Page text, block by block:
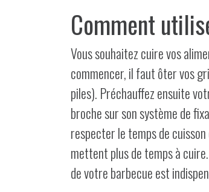
Comment
Vous souhaitez cuire vos
commencer, il faut ôter vos
piles). Préchauffez ensuite
broche sur son système de
respecter le temps de
mettent plus de temps à
de votre barbecue est